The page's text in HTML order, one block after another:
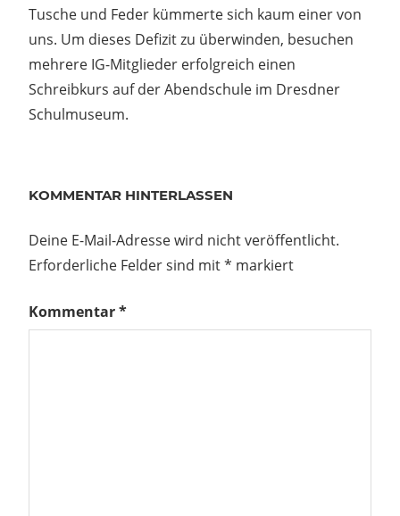
Tusche und Feder kümmerte sich kaum einer von
uns. Um dieses Defizit zu überwinden, besuchen
mehrere IG-Mitglieder erfolgreich einen
Schreibkurs auf der Abendschule im Dresdner
Schulmuseum.
Beitragsnavigation
verkaufen
KOMMENTAR HINTERLASSEN
Deine E-Mail-Adresse wird nicht veröffentlicht.
Erforderliche Felder sind mit* markiert
Kommentar*